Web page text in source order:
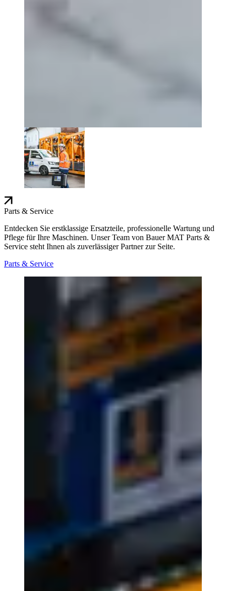
Parts & Service
Entdecken Sie erstklassige Ersatzteile, professionelle Wartung und
Pflege für Ihre Maschinen. Unser Team von Bauer MAT Parts &
Service steht Ihnen als zuverlässiger Partner zur Seite.
Parts & Service